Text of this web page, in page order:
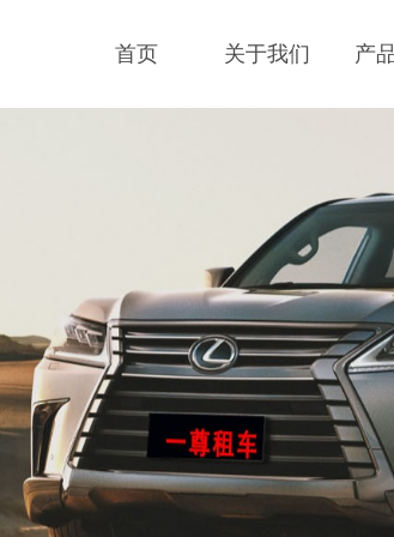
首页 关于我们 产